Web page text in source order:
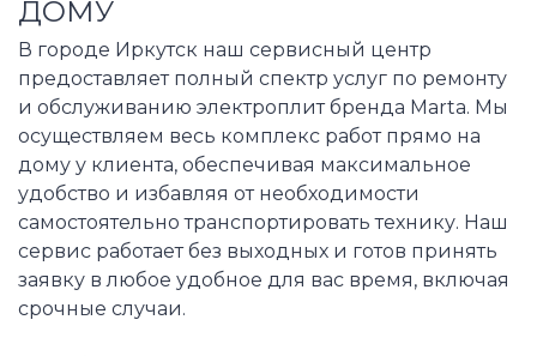
ДОМУ
В городе Иркутск наш сервисный центр
предоставляет полный спектр услуг по ремонту
и обслуживанию электроплит бренда Marta. Мы
осуществляем весь комплекс работ прямо на
дому у клиента, обеспечивая максимальное
удобство и избавляя от необходимости
самостоятельно транспортировать технику. Наш
сервис работает без выходных и готов принять
заявку в любое удобное для вас время, включая
срочные случаи.